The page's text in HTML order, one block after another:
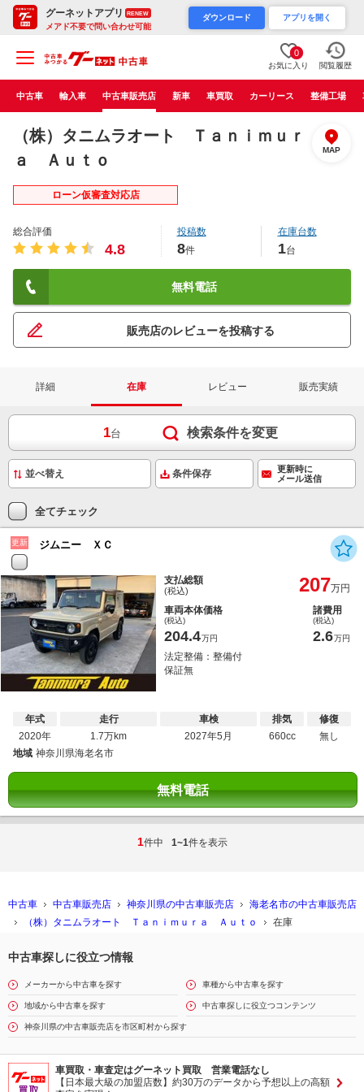
グーネットアプリ RENEW
メアド不要で問い合わせ可能
ダウンロード アプリを開く
0
お気に入り 閲覧履歴
中古車 輸入車 中古車販売店 新車 車買取 カーリース 整備工場
（株）タニムラオート Ｔａｎｉｍｕｒ
ａ Ａｕｔｏ
MAP
ローン仮審査対応店
総合評価
4.8
投稿数
8件
在庫台数
1台
無料電話
販売店のレビューを投稿する
詳細 在庫 レビュー 販売実績
1台 検索条件を変更
条件保存
更新時に
メール送信
全てチェック
更新 ジムニー ＸＣ
支払総額
(税込) 207万円
車両本体価格
(税込)
204.4万円
諸費用
(税込)
2.6万円
法定整備：整備付
保証無
年式
2020年
走行
1.7万km
車検
2027年5月
排気
660cc
修復
無し
地域 神奈川県海老名市
無料電話
1件中 1~1件を表示
中古車 中古車販売店 神奈川県の中古車販売店
海老名市の中古車販売店
（株）タニムラオート Ｔａｎｉｍｕｒａ Ａｕｔｏ
在庫
中古車探しに役立つ情報
メーカーから中古車を探す 車種から中古車を探す
地域から中古車を探す 中古車探しに役立つコンテンツ
神奈川県の中古車販売店を市区町村から探す
車買取・車査定はグーネット買取 営業電話なし
【日本最大級の加盟店数】約30万のデータから予想以上の高額